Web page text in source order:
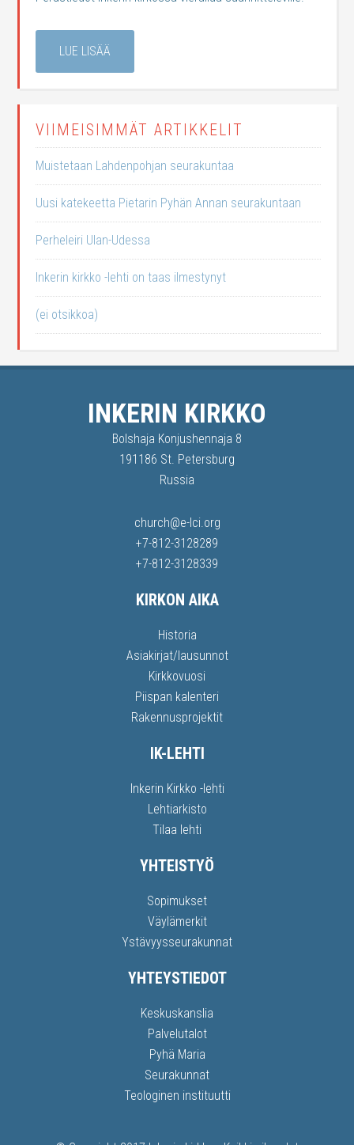
LUE LISÄÄ
VIIMEISIMMÄT ARTIKKELIT
Muistetaan Lahdenpohjan seurakuntaa
Uusi katekeetta Pietarin Pyhän Annan seurakuntaan
Perheleiri Ulan-Udessa
Inkerin kirkko -lehti on taas ilmestynyt
(ei otsikkoa)
INKERIN KIRKKO
Bolshaja Konjushennaja 8
191186 St. Petersburg
Russia
church@e-lci.org
+7-812-3128289
+7-812-3128339
KIRKON AIKA
Historia
Asiakirjat/lausunnot
Kirkkovuosi
Piispan kalenteri
Rakennusprojektit
IK-LEHTI
Inkerin Kirkko -lehti
Lehtiarkisto
Tilaa lehti
YHTEISTYÖ
Sopimukset
Väylämerkit
Ystävyysseurakunnat
YHTEYSTIEDOT
Keskuskanslia
Palvelutalot
Pyhä Maria
Seurakunnat
Teologinen instituutti